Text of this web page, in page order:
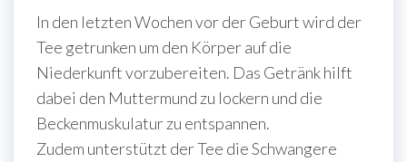
In den letzten Wochen vor der Geburt wird der
Tee getrunken um den Körper auf die
Niederkunft vorzubereiten. Das Getränk hilft
dabei den Muttermund zu lockern und die
Beckenmuskulatur zu entspannen.
Zudem unterstützt der Tee die Schwangere